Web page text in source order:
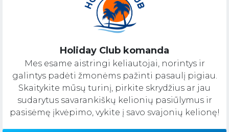
Holiday Club komanda
Mes esame aistringi keliautojai, norintys ir
galintys padėti žmonėms pažinti pasaulį pigiau.
Skaitykite mūsų turinį, pirkite skrydžius ar jau
sudarytus savarankiškų kelionių pasiūlymus ir
pasisėmę įkvėpimo, vykite į savo svajonių kelionę!